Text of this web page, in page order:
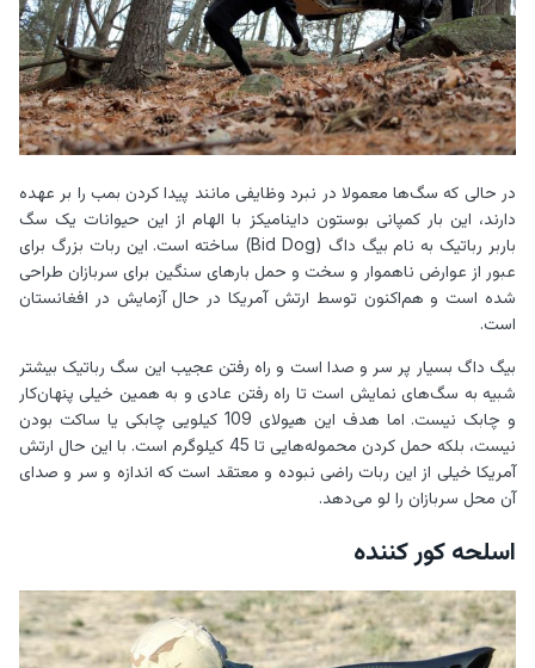
در حالی که سگ‌ها معمولا در نبرد وظایفی مانند پیدا کردن بمب را بر عهده
دارند، این بار کمپانی بوستون داینامیکز با الهام از این حیوانات یک سگ
باربر رباتیک به نام بیگ داگ (Bid Dog) ساخته است. این ربات بزرگ برای
عبور از عوارض نا‌هموار و سخت و حمل بارهای سنگین برای سربازان طراحی
شده است و هم‌اکنون توسط ارتش آمریکا در حال آزمایش در افغانستان
است.
بیگ داگ بسیار پر سر و صدا است و راه رفتن عجیب این سگ رباتیک بیشتر
شبیه به سگ‌های نمایش است تا راه رفتن عادی و به همین خیلی پنهان‌کار
و چابک نیست. اما هدف این هیولای 109 کیلویی چابکی یا ساکت بودن
نیست، بلکه حمل کردن محموله‌هایی تا 45 کیلوگرم است. با این حال ارتش
آمریکا خیلی از این ربات راضی نبوده و معتقد است که اندازه و سر و صدای
آن محل سربازان را لو می‌دهد.
اسلحه کور کننده